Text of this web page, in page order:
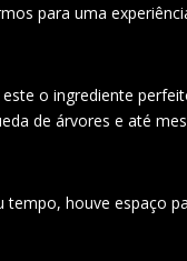
para uma
o ingrediente
de árvores e até
houve espaço